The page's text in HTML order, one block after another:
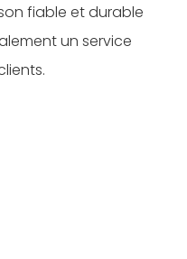
fiable et durable
un service